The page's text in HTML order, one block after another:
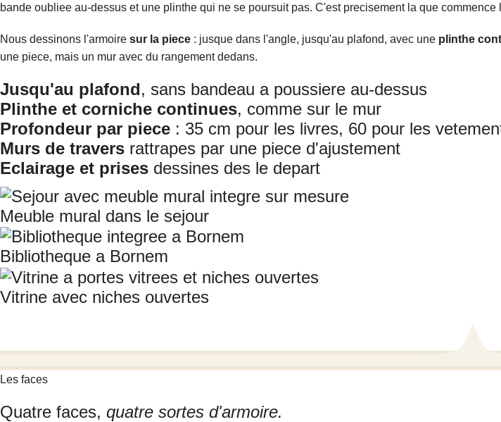
bande oubliee au-dessus et une plinthe qui ne se poursuit pas. C'est precisement la que commence
Nous dessinons l'armoire sur la piece : jusque dans l'angle, jusqu'au plafond, avec une plinthe
une piece, mais un mur avec du rangement dedans.
Jusqu'au plafond, sans bandeau a poussiere au-dessus
Plinthe et corniche continues, comme sur le mur
Profondeur par piece : 35 cm pour les livres, 60 pour les
Murs de travers rattrapes par une piece d'ajustement
Eclairage et prises dessines des le depart
Meuble mural dans le sejour
Bibliotheque a Bornem
Vitrine avec niches ouvertes
Les faces
Quatre faces, quatre sortes d'armoire.